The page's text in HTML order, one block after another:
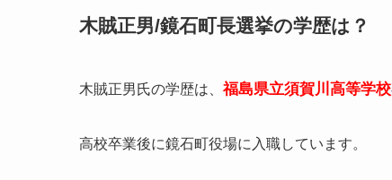
木賊正男/鏡石町長選挙の学歴は？
木賊正男氏の学歴は、 福島県立須賀川高等学校
高校卒業後に鏡石町役場に入職しています。